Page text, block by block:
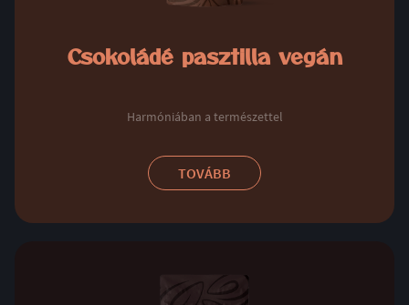
Csokoládé pasztilla vegán
Harmóniában a természettel
TOVÁBB